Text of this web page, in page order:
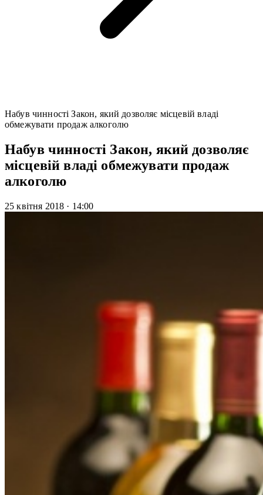
Набув чинності Закон, який дозволяє місцевій владі
обмежувати продаж алкоголю
Набув чинності Закон, який дозволяє
місцевій владі обмежувати продаж
алкоголю
25 квітня 2018 · 14:00